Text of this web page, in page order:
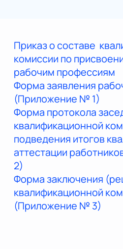
Приказ о составе
комиссии по
рабочим профессиям
Форма заявления
(Приложение № 1)
Форма протокола
квалификационной
подведения итогов
аттестации
2)
Форма заключения
квалификационной
(Приложение № 3)